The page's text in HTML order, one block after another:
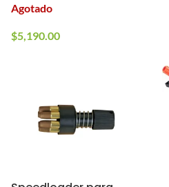
Agotado
$5,190.00